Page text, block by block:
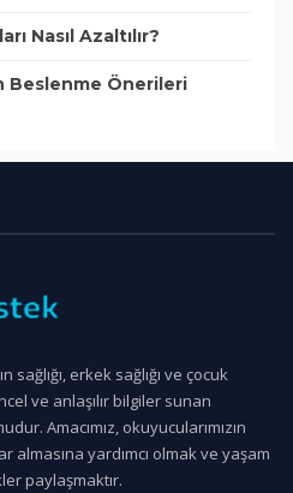
Nasıl Azaltılır?
Beslenme Önerileri
sağlığı, erkek sağlığı ve çocuk
ve anlaşılır bilgiler sunan
Amacımız, okuyucularımızın
almasına yardımcı olmak ve yaşam
paylaşmaktır.